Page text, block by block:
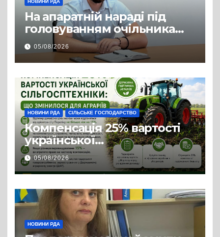
НОВИНИ РДА
На апаратній нараді під
головуванням очільника
Львівської РДА Павла
Грабського підбили
підсумки минулого тижня
05/08/2026
НОВИНИ РДА СІЛЬСЬКЕ ГОСПОДАРСТВО
Компенсація 25% вартості
української
сільгосптехніки: що
змінилося для аграріїв
05/08/2026
НОВИНИ РДА